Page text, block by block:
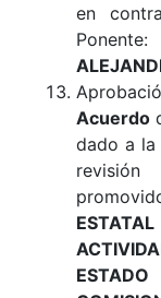
en
Ponente:
Acuerdo
dado a la
revisión